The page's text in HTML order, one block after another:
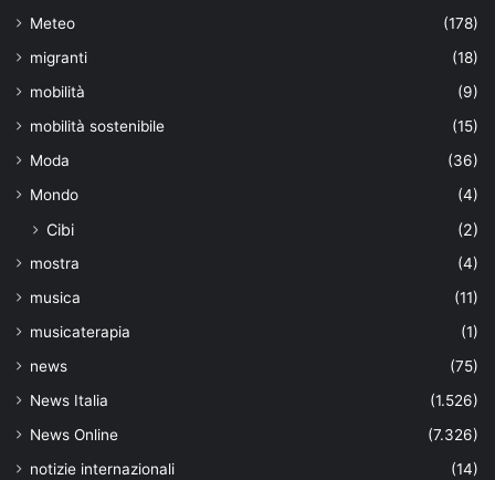
Meteo
(178)
migranti
(18)
mobilità
(9)
mobilità sostenibile
(15)
Moda
(36)
Mondo
(4)
Cibi (2)
mostra
(4)
musica
(11)
musicaterapia
(1)
news
(75)
News Italia
(1.526)
News Online
(7.326)
notizie internazionali
(14)